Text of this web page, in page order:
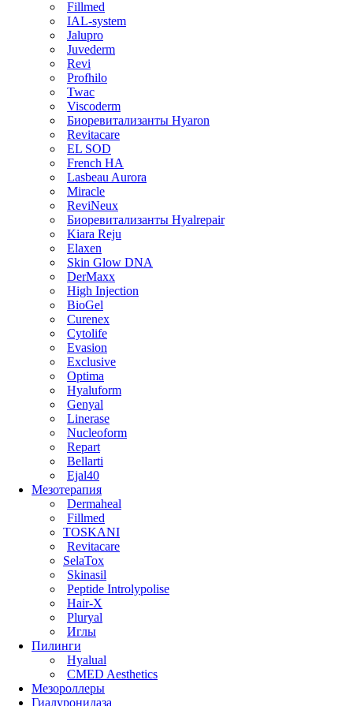
Fillmed
IAL-system
Jalupro
Juvederm
Revi
Profhilo
Twac
Viscoderm
Биоревитализанты Hyaron
Revitacare
EL SOD
French HA
Lasbeau Aurora
Miracle
ReviNeux
Биоревитализанты Hyalrepair
Kiara Reju
Elaxen
Skin Glow DNA
DerMaxx
High Injection
BioGel
Curenex
Cytolife
Evasion
Exclusive
Optima
Hyaluform
Genyal
Linerase
Nucleoform
Repart
Bellarti
Ejal40
Мезотерапия
Dermaheal
Fillmed
TOSKANI
Revitacare
SelaTox
Skinasil
Peptide Introlypolise
Hair-X
Pluryal
Иглы
Пилинги
Hyalual
CMED Aesthetics
Мезороллеры
Гиалуронидаза